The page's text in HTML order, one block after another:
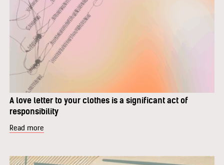
A love letter to your clothes is a significant act of
responsibility
Read more